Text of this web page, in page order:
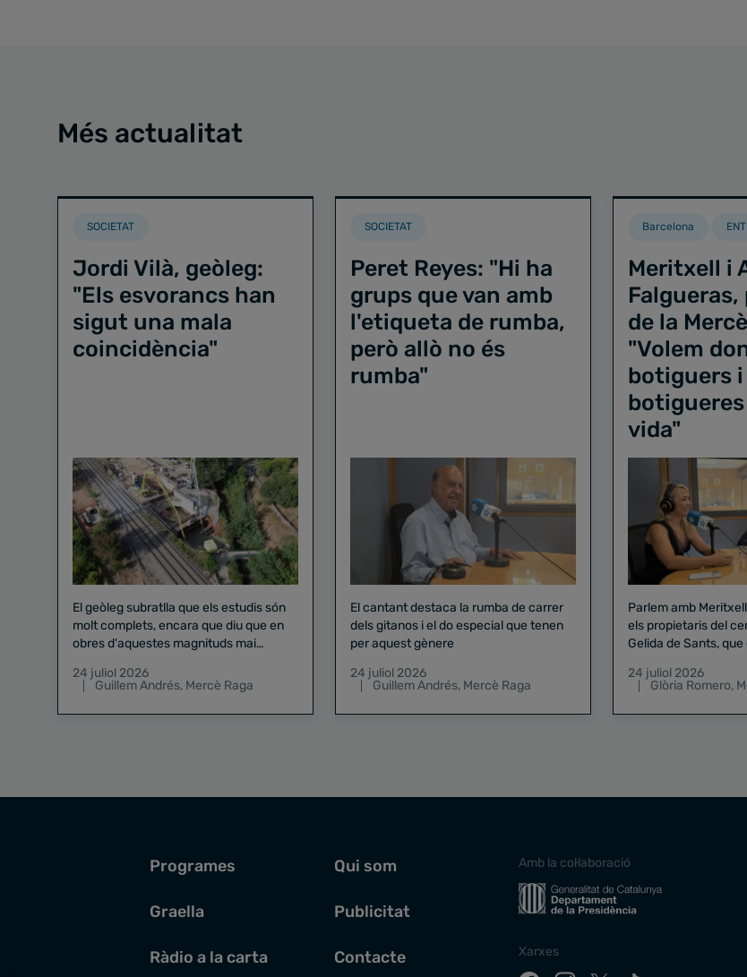
Més actualitat
SOCIETAT
Jordi Vilà, geòleg:
"Els esvorancs han
sigut una mala
coincidència"
El geòleg subratlla que els estudis són
molt complets, encara que diu que en
obres d'aquestes magnituds mai
24 juliol 2026
Guillem Andrés, Mercè Raga
SOCIETAT
Peret Reyes: "Hi ha
grups que van amb
l'etiqueta de rumba,
però allò no és
rumba"
El cantant destaca la rumba de carrer
dels gitanos i el do especial que tenen
per aquest gènere
24 juliol 2026
Guillem Andrés, Mercè Raga
Barcelona
Meritxell i
de la
"Volem
botiguers i
vida"
Parlem amb
els propietaris del
Gelida de Sants,
24 juliol 2026
Glòria Romero,
Programes
Graella
Ràdio a la carta
Qui som
Publicitat
Contacte
Amb la col·laboració
Xarxes